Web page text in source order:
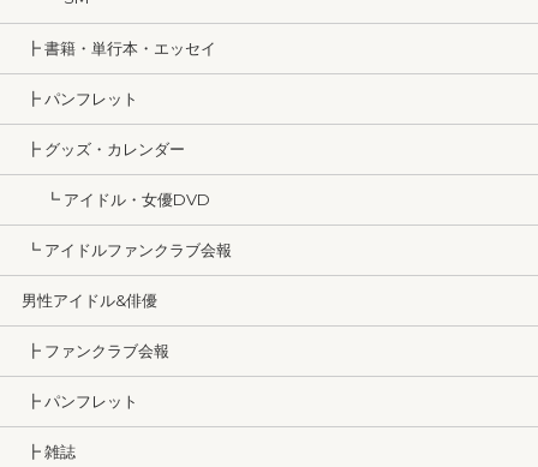
┣ 書籍・単行本・エッセイ
┣ パンフレット
┣ グッズ・カレンダー
┗ アイドル・女優DVD
┗ アイドルファンクラブ会報
男性アイドル&俳優
┣ ファンクラブ会報
┣ パンフレット
┣ 雑誌